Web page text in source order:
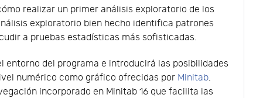
realizar un primer análisis exploratorio de los
exploratorio bien hecho identifica patrones
a pruebas estadísticas más sofisticadas.
entorno del programa e introducirá las posibilidades
numérico como gráfico ofrecidas por Minitab.
incorporado en Minitab 16 que facilita las